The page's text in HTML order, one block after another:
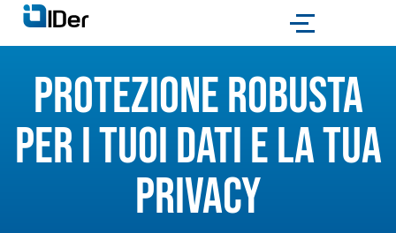
Protezione robusta
per i tuoi dati e la tua
privacy​